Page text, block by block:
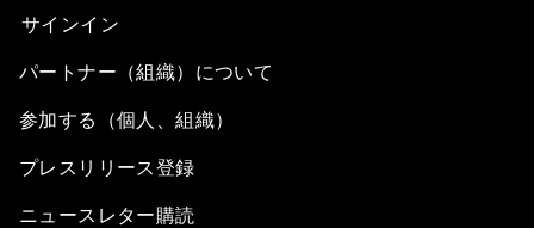
サインイン
パートナー（組織）について
参加する（個人、組織）
プレスリリース登録
ニュースレター購読